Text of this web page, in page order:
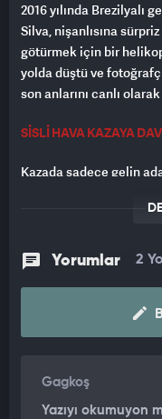
2016 yılında Brezilyalı
Silva, nişanlısına
götürmek için bir
yolda düştü ve
son anlarını canlı
SİSLİ HAVA KAZAYA
Kazada sadece gelin
onun ölüm haberini
iyiydi ancak yolculuk
yönünü kaybetmesine
Yorumlar 2
Gagkoş
Yazıyı okumuyon